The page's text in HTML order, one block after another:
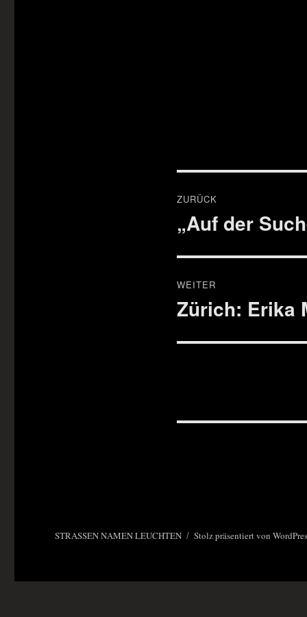
ZURÜCK
Vorheriger
Beitrag:
„Auf der
WEITER
Nächster
Zürich: Erika
STRASSEN NAMEN LEUCHTEN Stolz präsentiert von